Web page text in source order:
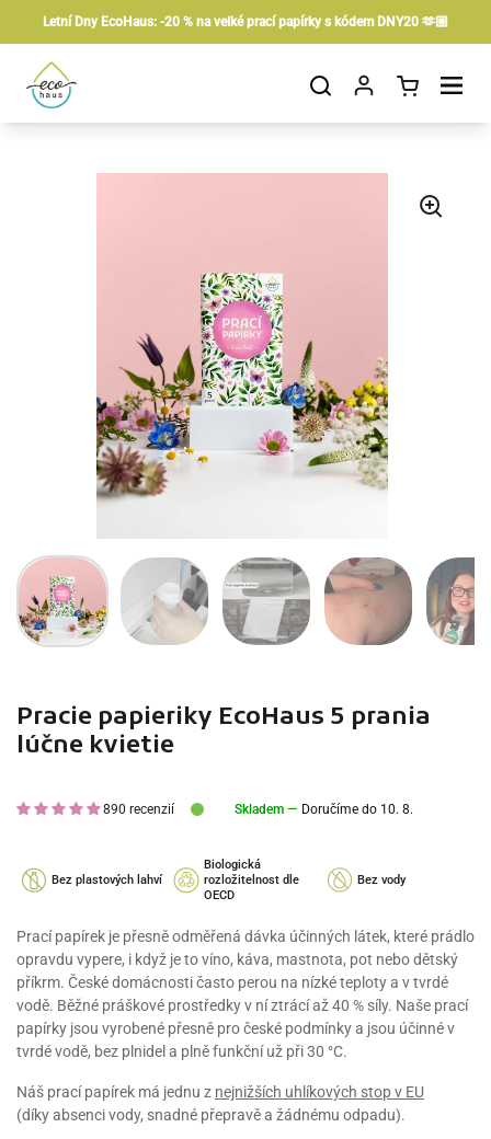
Letní Dny EcoHaus: -20 % na velké prací papírky s kódem DNY20 🫶🏼
Otvorit košíkOtvor ponuku
Pracie papieriky EcoHaus 5 prania
lúčne kvietie
890 recenzií Skladem — Doručíme do 10. 8.
Bez plastových lahví
Biologická
rozložitelnost dle
OECD
Bez vody
Prací papírek je přesně odměřená dávka účinných látek, které prádlo
opravdu vypere, i když je to víno, káva, mastnota, pot nebo dětský
příkrm. České domácnosti často perou na nízké teploty a v tvrdé
vodě. Běžné práškové prostředky v ní ztrácí až 40 % síly. Naše prací
papírky jsou vyrobené přesně pro české podmínky a jsou účinné v
tvrdé vodě, bez plnidel a plně funkční už při 30 °C.
Náš prací papírek má jednu z nejnižších uhlíkových stop v EU
(díky absenci vody, snadné přepravě a žádnému odpadu).